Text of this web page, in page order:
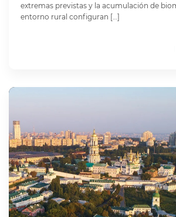
extremas previstas y la acumulación de
entorno rural configuran […]